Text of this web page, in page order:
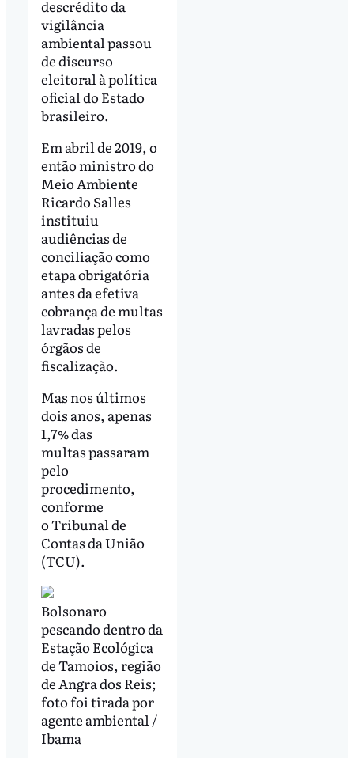
descrédito da
vigilância
ambiental passou
de discurso
eleitoral à política
oficial do Estado
brasileiro.
Em abril de 2019, o
então ministro do
Meio Ambiente
Ricardo Salles
instituiu
audiências de
conciliação como
etapa obrigatória
antes da efetiva
cobrança de multas
lavradas pelos
órgãos de
fiscalização.
Mas nos últimos
dois anos, apenas
1,7% das
multas passaram
pelo
procedimento,
conforme
o Tribunal de
Contas da União
(TCU).
Bolsonaro
pescando dentro da
Estação Ecológica
de Tamoios, região
de Angra dos Reis;
foto foi tirada por
agente ambiental /
Ibama